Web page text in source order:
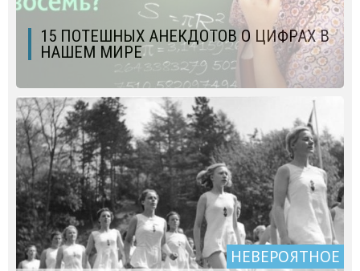
15 ПОТЕШНЫХ АНЕКДОТОВ О ЦИФРАХ В
НАШЕМ МИРЕ
НЕВЕРОЯТНОЕ